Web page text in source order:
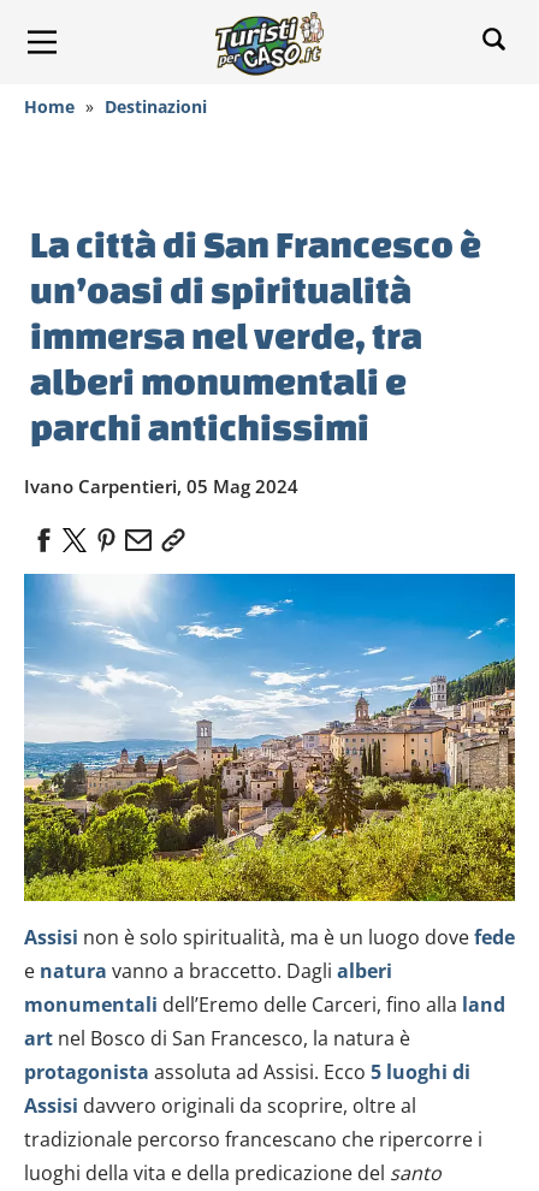
Home » Destinazioni
La città di San Francesco è
un’oasi di spiritualità
immersa nel verde, tra
alberi monumentali e
parchi antichissimi
Ivano Carpentieri, 05 Mag 2024
Assisi non è solo spiritualità, ma è un luogo dovefede
e natura vanno a braccetto. Dagli alberi
monumentali dell’Eremo delle Carceri, fino alla land
art nel Bosco di San Francesco, la natura è
protagonista assoluta ad Assisi. Ecco 5 luoghi di
Assisi davvero originali da scoprire, oltre al
tradizionale percorso francescano che ripercorre i
luoghi della vita e della predicazione del santo